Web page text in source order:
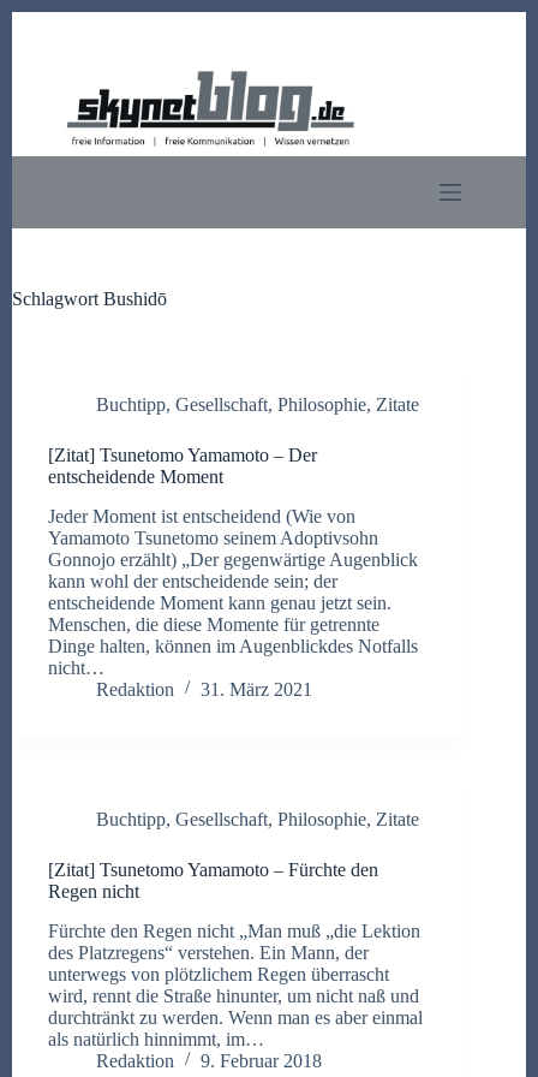
Schlagwort Bushidō
Buchtipp, Gesellschaft, Philosophie, Zitate
[Zitat] Tsunetomo Yamamoto – Der
entscheidende Moment
Jeder Moment ist entscheidend (Wie von
Yamamoto Tsunetomo seinem Adoptivsohn
Gonnojo erzählt) „Der gegenwärtige Augenblick
kann wohl der entscheidende sein; der
entscheidende Moment kann genau jetzt sein.
Menschen, die diese Momente für getrennte
Dinge halten, können im Augenblickdes Notfalls
nicht…
Redaktion
31. März 2021
Buchtipp, Gesellschaft, Philosophie, Zitate
[Zitat] Tsunetomo Yamamoto – Fürchte den
Regen nicht
Fürchte den Regen nicht „Man muß „die Lektion
des Platzregens“ verstehen. Ein Mann, der
unterwegs von plötzlichem Regen überrascht
wird, rennt die Straße hinunter, um nicht naß und
durchtränkt zu werden. Wenn man es aber einmal
als natürlich hinnimmt, im…
Redaktion
9. Februar 2018